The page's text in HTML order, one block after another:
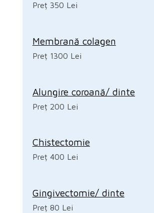
Preț 350 Lei
Membrană colagen
Preț 1300 Lei
Alungire coroană/ dinte
Preț 200 Lei
Chistectomie
Preț 400 Lei
Gingivectomie/ dinte
Preț 80 Lei